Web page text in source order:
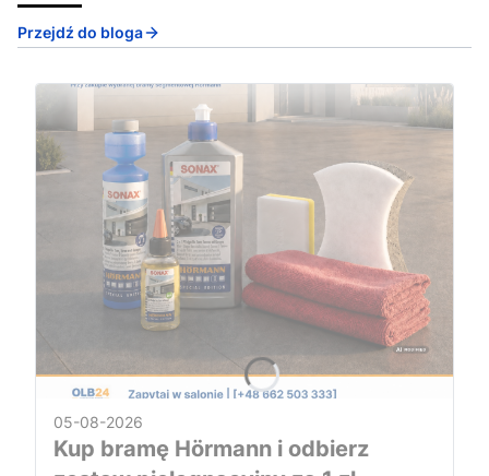
Przejdź do bloga
05-08-2026
Kup bramę Hörmann i odbierz